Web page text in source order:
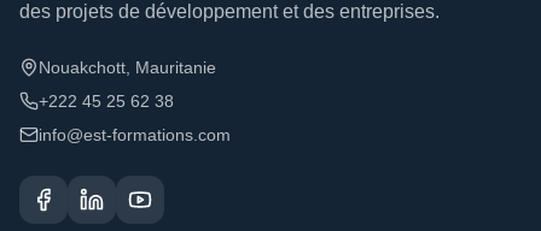
des projets de développement et des entreprises.
Nouakchott, Mauritanie
+222 45 25 62 38
info@est-formations.com